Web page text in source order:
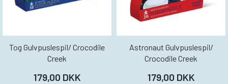
Tog Gulvpuslespil/ Crocodile
Creek
179,00 DKK
Astronaut Gulvpuslespil/
Crocodile Creek
179,00 DKK